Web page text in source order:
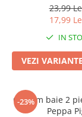
23,99
17,99
IN
VEZI VARIANTE
-23%
Costum baie 2
Peppa